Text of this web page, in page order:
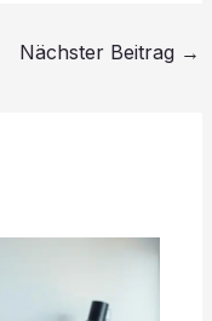
Nächster Beitrag →